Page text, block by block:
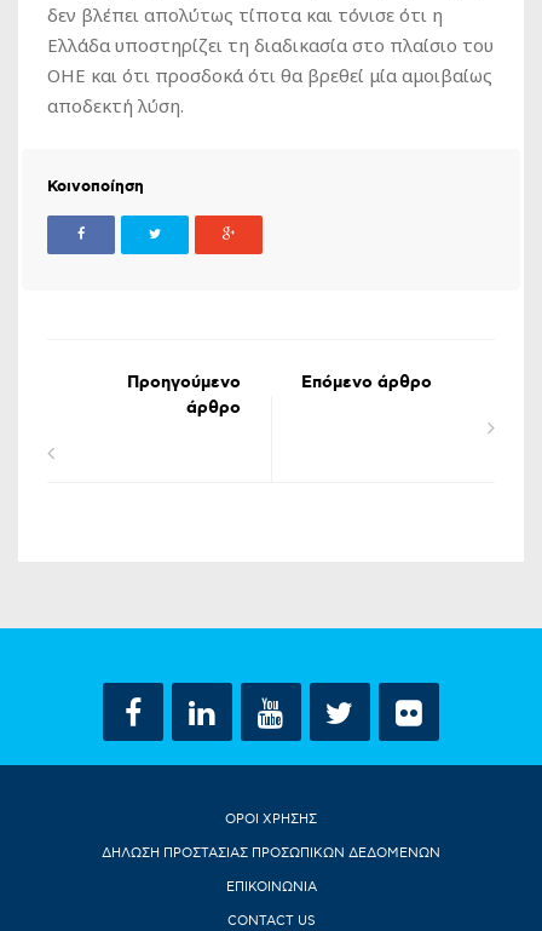
δεν βλέπει απολύτως τίποτα και τόνισε ότι η
Ελλάδα υποστηρίζει τη διαδικασία στο πλαίσιο του
ΟΗΕ και ότι προσδοκά ότι θα βρεθεί μία αμοιβαίως
αποδεκτή λύση.
Κοινοποίηση
Προηγούμενο
άρθρο
Επόμενο άρθρο
ΟΡΟΙ ΧΡΗΣΗΣ
ΔΗΛΩΣΗ ΠΡΟΣΤΑΣΙΑΣ ΠΡΟΣΩΠΙΚΩΝ ΔΕΔΟΜΕΝΩΝ
ΕΠΙΚΟΙΝΩΝΙΑ
CONTACT US